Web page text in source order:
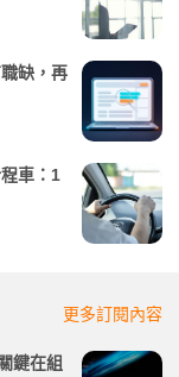
缺，再
車：1
更多訂閱內容
鍵在組